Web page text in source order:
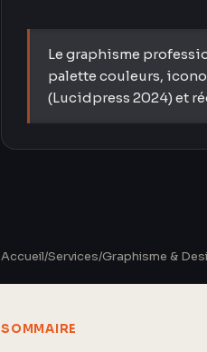
Le graphisme
palette couleurs,
(Lucidpress 2024) et
Accueil/Services/Graphisme &
SOMMAIRE